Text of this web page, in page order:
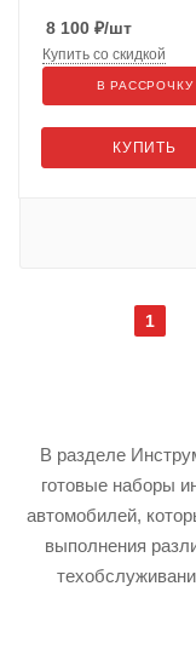
8 100 ₽/шт
КУПИТЬ
Купить со скидкой
В РАССРОЧКУ
1
В разделе
готовые наборы
автомобилей,
выполнения